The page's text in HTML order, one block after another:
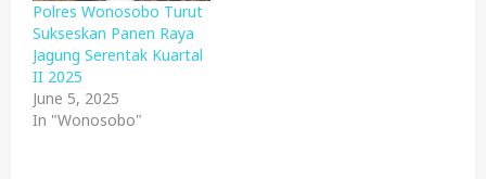
Polres Wonosobo Turut
Sukseskan Panen Raya
Jagung Serentak Kuartal
II 2025
June 5, 2025
In "Wonosobo"